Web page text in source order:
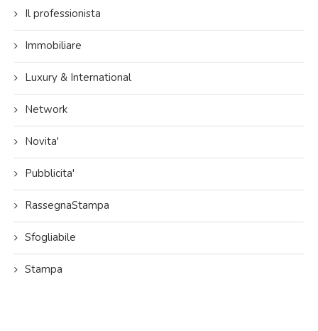
Il professionista
Immobiliare
Luxury & International
Network
Novita'
Pubblicita'
RassegnaStampa
Sfogliabile
Stampa